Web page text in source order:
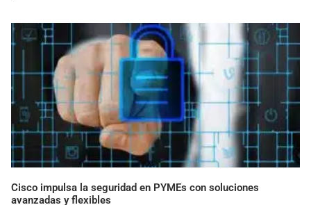
Cisco impulsa la seguridad en PYMEs con soluciones
avanzadas y flexibles